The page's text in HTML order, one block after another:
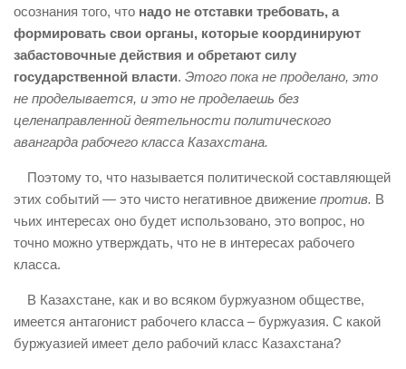
осознания того, что надо не отставки требовать, а
формировать свои органы, которые координируют
забастовочные действия и обретают силу
государственной власти. Этого пока не проделано, это
не проделывается, и это не проделаешь без
целенаправленной деятельности политического
авангарда рабочего класса Казахстана.
Поэтому то, что называется политической составляющей
этих событий — это чисто негативное движение против. В
чьих интересах оно будет использовано, это вопрос, но
точно можно утверждать, что не в интересах рабочего
класса.
В Казахстане, как и во всяком буржуазном обществе,
имеется антагонист рабочего класса – буржуазия. С какой
буржуазией имеет дело рабочий класс Казахстана?